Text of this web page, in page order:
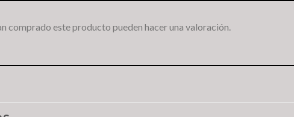
comprado este producto pueden hacer una valoración.